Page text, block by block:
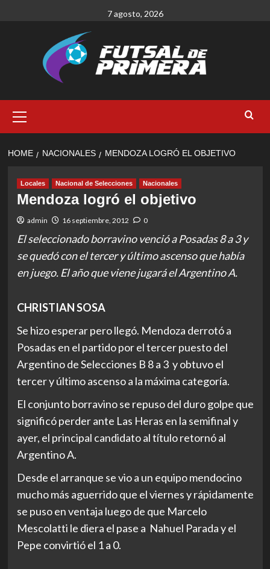
7 agosto, 2026
Menu
HOME NACIONALES MENDOZA LOGRÓ EL OBJETIVO
Locales Nacional de Selecciones Nacionales
Mendoza logró el objetivo
admin 16 septiembre, 2012 0
El seleccionado borravino venció a Posadas 8 a 3 y
se quedó con el tercer y último ascenso que había
en juego. El año que viene jugará el Argentino A.
CHRISTIAN SOSA
Se hizo esperar pero llegó. Mendoza derrotó a
Posadas en el partido por el tercer puesto del
Argentino de Selecciones B 8 a 3 y obtuvo el
tercer y último ascenso a la máxima categoría.
El conjunto borravino se repuso del duro golpe que
significó perder ante Las Heras en la semifinal y
ayer, el principal candidato al título retornó al
Argentino A.
Desde el arranque se vio a un equipo mendocino
mucho más aguerrido que el viernes y rápidamente
se puso en ventaja luego de que Marcelo
Mescolatti le diera el pase a Nahuel Parada y el
Pepe convirtió el 1 a 0.